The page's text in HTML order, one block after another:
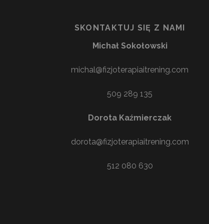
SKONTAKTUJ SIĘ Z NAMI
Michał Sokołowski
michal@fizjoterapiaitrening.com
509 289 135
Dorota Kaźmierczak
dorota@fizjoterapiaitrening.com
512 080 630